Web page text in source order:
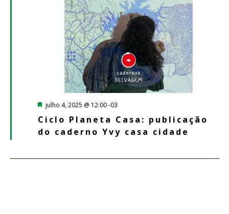
Ciclo Planeta Casa: publicação
do caderno Yvy casa cidade
Destacado
julho 4, 2025 @ 12:00 -03